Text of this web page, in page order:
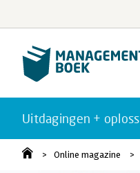
Uitdagingen +
Online magazine